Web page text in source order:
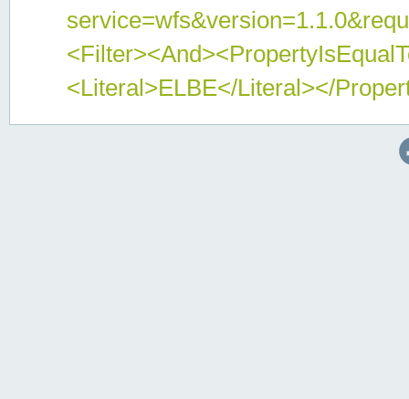
<Literal>ELBE</Literal></